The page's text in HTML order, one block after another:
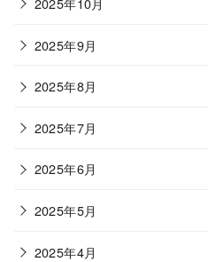
2025年9月
2025年8月
2025年7月
2025年6月
2025年5月
2025年4月